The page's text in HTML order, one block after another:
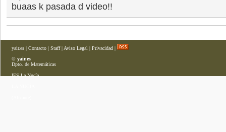
buaas k pasada d video!!
yair.es | Contacto | Staff| Aviso Legal | Privacidad |
© yair.es
Dpto. de Matemáticas
IES La Nucía